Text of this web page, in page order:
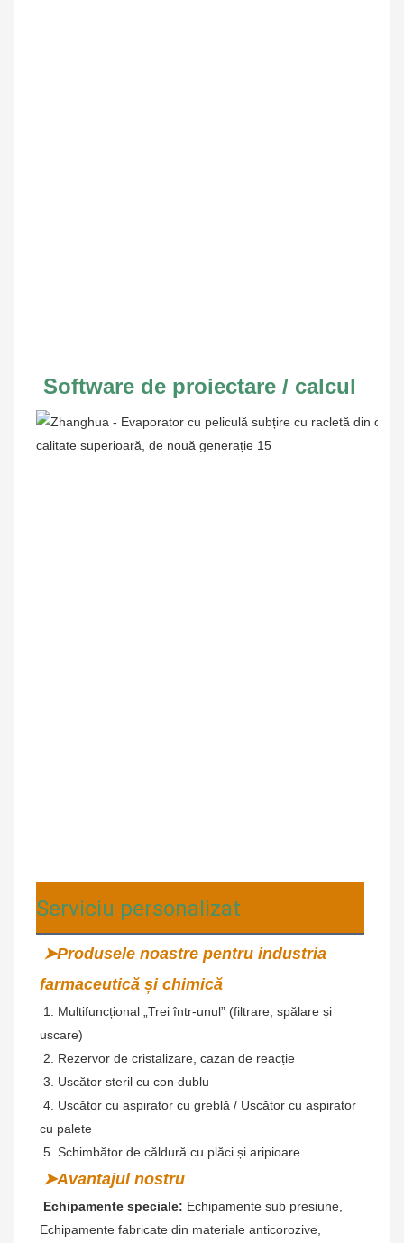
Software de proiectare / calcul
Serviciu personalizat
➤Produsele noastre pentru industria
farmaceutică și chimică
uscare)
2. Rezervor de cristalizare, cazan de reacție
3. Uscător steril cu con dublu
cu palete
5. Schimbător de căldură cu plăci și aripioare
➤Avantajul nostru
Echipamente speciale: Echipamente sub presiune,
Echipamente fabricate din materiale anticorozive,